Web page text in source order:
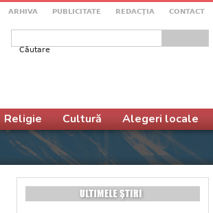
ARHIVA PUBLICITATE REDACŢIA CONTACT
Formular de căutare
Religie Cultură Alegeri locale